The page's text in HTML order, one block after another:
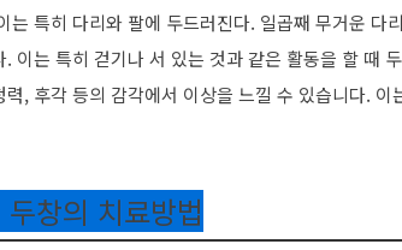
는 특히 다리와 팔에 두드러진다. 일곱째 무거운 다
. 이는 특히 걷기나 서 있는 것과 같은 활동을 할 때
력, 후각 등의 감각에서 이상을 느낄 수 있습니다.
창의 치료방법